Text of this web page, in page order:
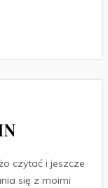
czytać i jeszcze
się z moimi